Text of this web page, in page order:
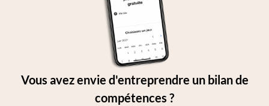
Vous avez envie d'entreprendre un bilan de
compétences ?